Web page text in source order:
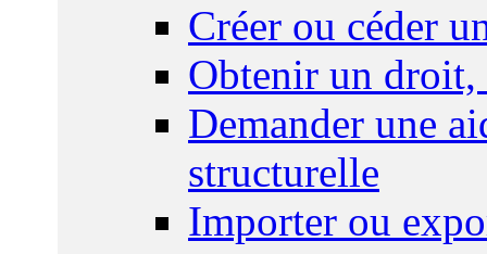
Créer ou céder
Obtenir un droit,
Demander une
structurelle
Importer ou